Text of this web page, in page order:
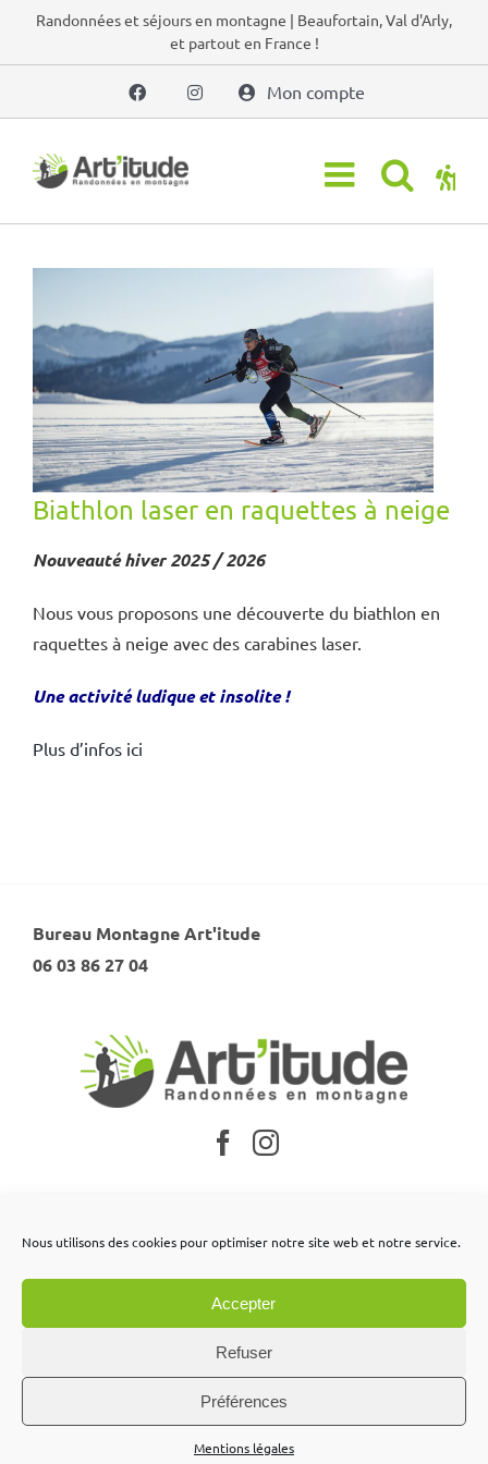
Nous utilisons des cookies pour optimiser notre site web et notre service.
Accepter
Refuser
Préférences
Mentions légales
PasserRandonnées et séjours en montagne | Beaufortain, Val d'Arly,
et partout en France !
Mon compte
agrandie
Biathlon laser en raquettes à neige
Nouveauté hiver 2025 / 2026
Nous vous proposons une découverte du biathlon en
raquettes à neige avec des carabines laser.
Une activité ludique et insolite !
Plus d’infos ici
Bureau Montagne Art'itude
06 03 86 27 04
Nos partenaires
Conditions générales de vente
Site réalisé parLabo Web Création